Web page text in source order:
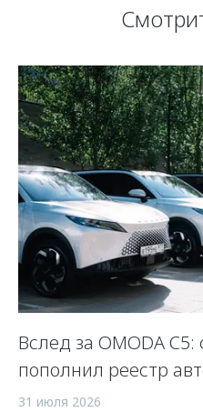
Вслед за OMODA
пополнил реестр
31 июля 2026